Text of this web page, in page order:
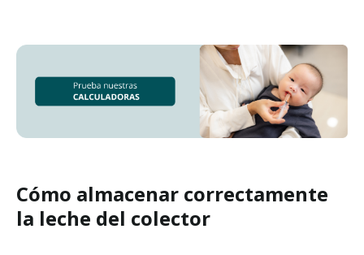
Cómo almacenar correctamente
la leche del colector